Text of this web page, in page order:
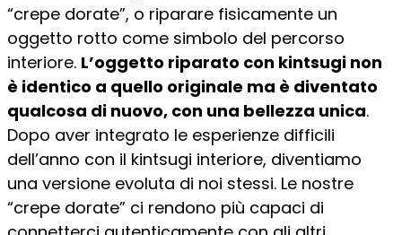
“crepe dorate”, o riparare fisicamente un
oggetto rotto come simbolo del percorso
interiore. L’oggetto riparato con kintsugi non
è identico a quello originale ma è diventato
qualcosa di nuovo, con una bellezza unica.
Dopo aver integrato le esperienze difficili
dell’anno con il kintsugi interiore, diventiamo
una versione evoluta di noi stessi. Le nostre
“crepe dorate” ci rendono più capaci di